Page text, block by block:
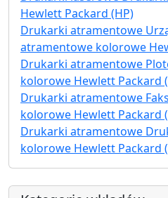
Hewlett Packard (HP)
Drukarki atramentowe
atramentowe kolorowe
Drukarki atramentowe
kolorowe Hewlett Packard
Drukarki atramentowe
kolorowe Hewlett Packard
Drukarki atramentowe
kolorowe Hewlett Packard